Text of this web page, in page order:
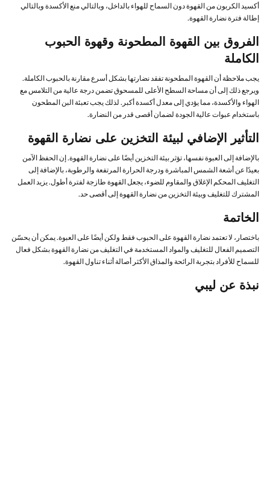
أكسيد الكربون من القهوة دون السماح للهواء بالداخل، وبالتالي منع الأكسدة وبالتالي
إطالة فترة نضارة القهوة.
الفروق بين القهوة المطحونة وقهوة الحبوب
الكاملة
يجب ملاحظة أن القهوة المطحونة تفقد نضارتها بشكل أسرع مقارنة بالحبوب الكاملة.
ويرجع ذلك إلى أن مساحة السطح الأعلى للمسحوق تضمن درجة عالية من التلامس مع
الهواء والأكسدة، مما يؤدي إلى معدل أكسدة أكبر. لذلك يجب تعبئة البن المطحون
باستخدام عبوات عالية الجودة لضمان أقصى قدر من النضارة.
التأثير الإضافي لبيئة التخزين على نضارة القهوة
بالإضافة إلى العبوة نفسها، تؤثر بيئة التخزين أيضًا على نضارة القهوة. إن الحفظ الآمن
بعيدًا عن أشعة الشمس المباشرة ودرجة الحرارة المرتفعة والرطوبة، بالإضافة إلى
التغليف المحكم الإغلاق والمقاوم للضوء، يجعل القهوة طازجة لفترة أطول. يزيد العمل
المشترك للتغليف وبيئة التخزين من نضارة القهوة إلى أقصى حد.
الخاتمة
باختصار، لا تعتمد نضارة القهوة على الحبوب فقط ولكن أيضًا على العبوة. يمكن أن يحسّن
التصميم الفعال للتغليف والمواد المستخدمة في التغليف من نضارة القهوة بشكل فعال
للسماح للأفراد بتجربة الرائحة والمذاق الأكثر أصالة أثناء تناول القهوة.
نبذة عن ليبي